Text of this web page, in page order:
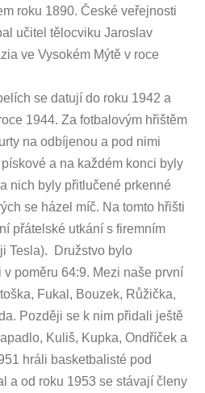
roku 1890. České veřejnosti
učitel tělocviku Jaroslav
ve Vysokém Mýtě v roce
se datují do roku 1942 a
1944. Za fotbalovým hřištěm
na odbíjenou a pod nimi
a na každém konci byly
nich byly přitlučené prkenné
se házel míč. Na tomto hřišti
přátelské utkání s firemním
Tesla). Družstvo bylo
poměru 64:9. Mezi naše první
Fukal, Bouzek, Růžička,
Později se k nim přidali ještě
Kuliš, Kupka, Ondříček a
hráli basketbalisté pod
a od roku 1953 se stávají členy